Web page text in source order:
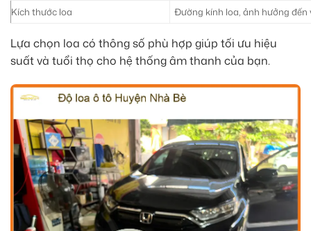
Kích thước loa
Đường kính loa, ảnh hưởng đến
Lựa chọn loa có thông số phù hợp giúp tối ưu hiệu
suất và tuổi thọ cho hệ thống âm thanh của bạn.